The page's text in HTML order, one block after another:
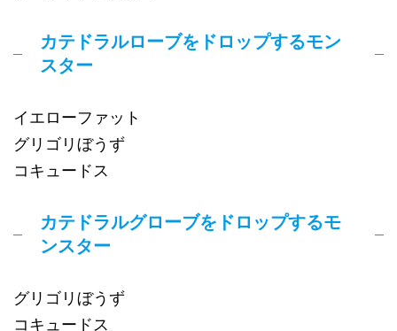
カテドラルローブをドロップするモン
スター
イエローファット
グリゴリぼうず
コキュードス
カテドラルグローブをドロップするモ
ンスター
グリゴリぼうず
コキュードス